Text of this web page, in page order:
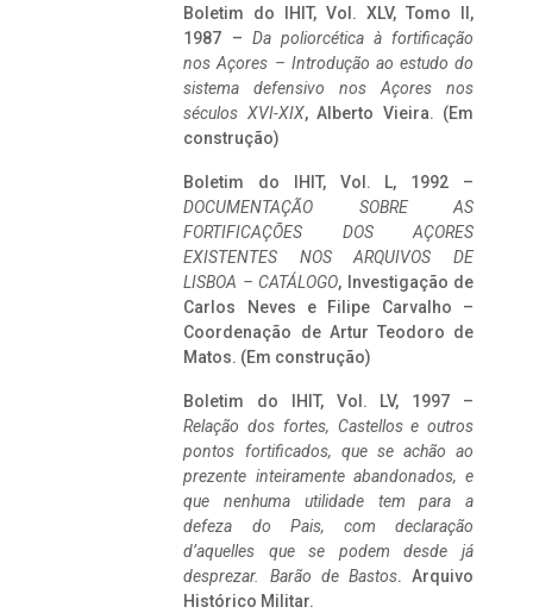
Boletim do IHIT, Vol. XLV, Tomo II,
1987 – Da poliorcética à fortificação
nos Açores – Introdução ao estudo do
sistema defensivo nos Açores nos
séculos XVI-XIX, Alberto Vieira. (Em
construção)
Boletim do IHIT, Vol. L, 1992 –
DOCUMENTAÇÃO SOBRE AS
FORTIFICAÇÕES DOS AÇORES
EXISTENTES NOS ARQUIVOS DE
LISBOA – CATÁLOGO, Investigação de
Carlos Neves e Filipe Carvalho –
Coordenação de Artur Teodoro de
Matos. (Em construção)
Boletim do IHIT, Vol. LV, 1997 –
Relação dos fortes, Castellos e outros
pontos fortificados, que se achão ao
prezente inteiramente abandonados, e
que nenhuma utilidade tem para a
defeza do Pais, com declaração
d’aquelles que se podem desde já
desprezar. Barão de Bastos. Arquivo
Histórico Militar.